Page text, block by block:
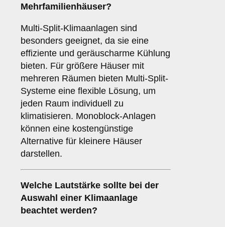
Mehrfamilienhäuser?
Multi-Split-Klimaanlagen sind
besonders geeignet, da sie eine
effiziente und geräuscharme Kühlung
bieten. Für größere Häuser mit
mehreren Räumen bieten Multi-Split-
Systeme eine flexible Lösung, um
jeden Raum individuell zu
klimatisieren. Monoblock-Anlagen
können eine kostengünstige
Alternative für kleinere Häuser
darstellen.
Welche Lautstärke sollte bei der
Auswahl einer Klimaanlage
beachtet werden?